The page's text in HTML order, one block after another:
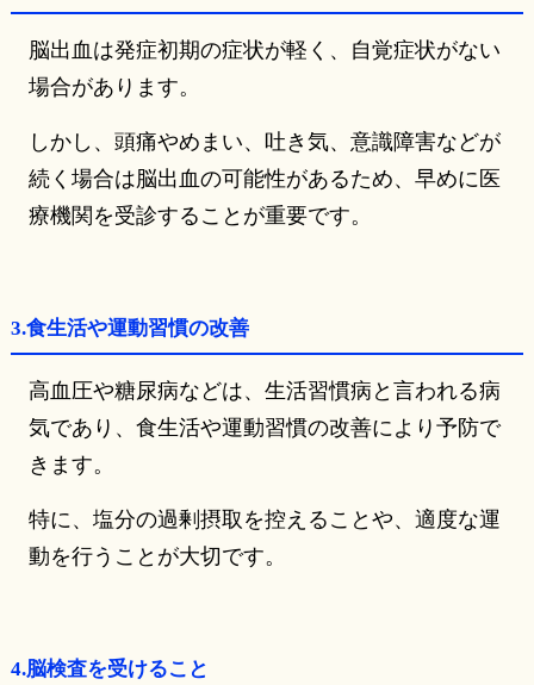
脳出血は発症初期の症状が軽く、自覚症状がない
場合があります。
しかし、頭痛やめまい、吐き気、意識障害などが
続く場合は脳出血の可能性があるため、早めに医
療機関を受診することが重要です。
3.食生活や運動習慣の改善
高血圧や糖尿病などは、生活習慣病と言われる病
気であり、食生活や運動習慣の改善により予防で
きます。
特に、塩分の過剰摂取を控えることや、適度な運
動を行うことが大切です。
4.脳検査を受けること